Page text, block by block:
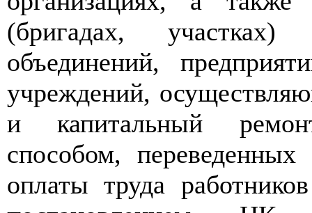
(бригадах, участках)
объединений,
учреждений,
и капитальный
способом,
оплаты труда